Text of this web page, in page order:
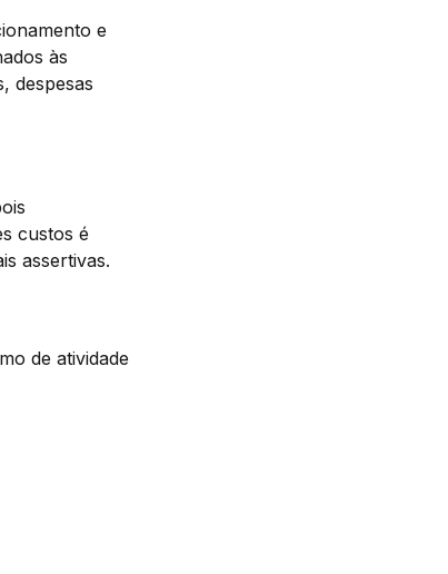
e
às
despesas
custos é
assertivas.
de atividade